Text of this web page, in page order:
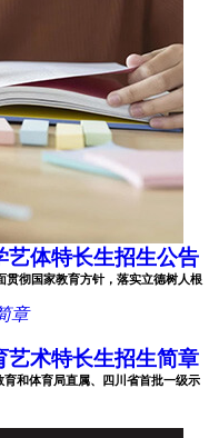
艺体特长生招生公告
贯彻国家教育方针，落实立德树人根
章
艺术特长生招生简章
和体育局直属、四川省首批一级示